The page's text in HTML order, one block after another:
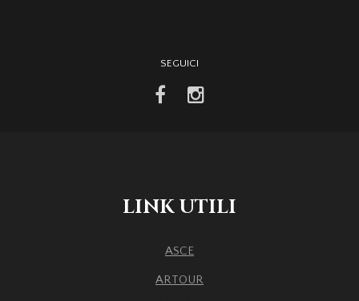
SEGUICI
facebookinstagram
LINK UTILI
ASCE
ARTOUR